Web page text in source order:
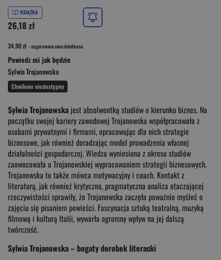
KSIĄŻKA
26,18 zł
34,90 zł - sugerowana cena detaliczna
Powiedz mi jak będzie
Sylwia Trojanowska
Chwilowo niedostępny
Sylwia Trojanowska jest absolwentką studiów o kierunku biznes. Na
początku swojej kariery zawodowej Trojanowska współpracowała z
osobami prywatnymi i firmami, opracowując dla nich strategie
biznesowe, jak również doradzając model prowadzenia własnej
działalności gospodarczej. Wiedza wyniesiona z okresu studiów
zaowocowała u Trojanowskiej wypracowaniem strategii biznesowych.
Trojanowska to także mówca motywacyjny i coach. Kontakt z
literaturą, jak również krytyczna, pragmatyczna analiza otaczającej
rzeczywistości sprawiły, że Trojanowska zaczęła poważnie myśleć o
zajęciu się pisaniem powieści. Fascynacja sztuką teatralną, muzyką
filmową i kulturą Italii, wywarła ogromny wpływ na jej dalszą
twórczość.
Sylwia Trojanowska – bogaty dorobek literacki